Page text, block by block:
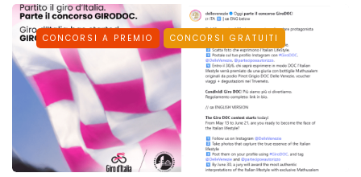
CONCORSI A PREMIO CONCORSI GRATUITI